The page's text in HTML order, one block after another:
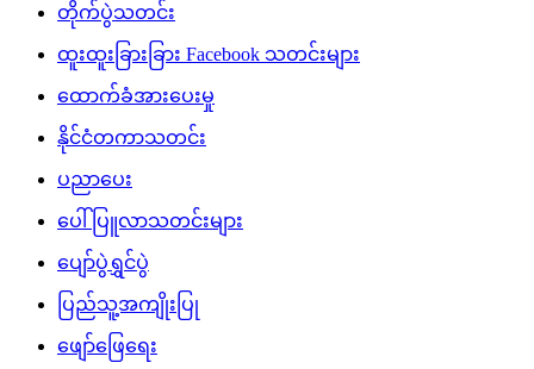
တိုက်ပွဲသတင်း
ထူးထူးခြားခြား Facebook သတင်းများ
ထောက်ခံအားပေးမှု
နိုင်ငံတကာသတင်း
ပညာပေး
ပေါ်ပြူလာသတင်းများ
ပျော်ပွဲရွှင်ပွဲ
ပြည်သူ့အကျိုးပြု
ဖျော်ဖြေရေး